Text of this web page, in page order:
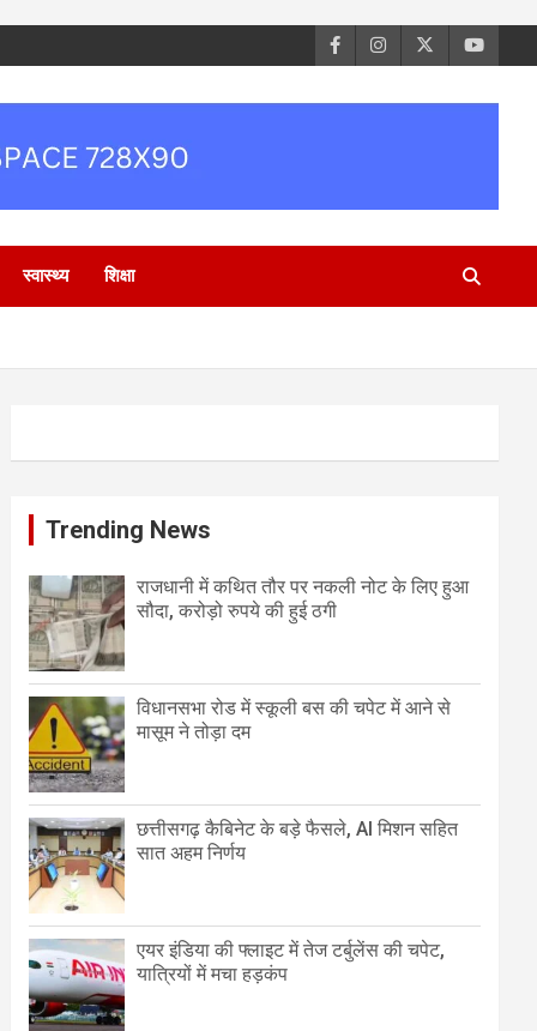
स्वास्थ्य शिक्षा
Trending News
राजधानी में कथित तौर पर नकली नोट के लिए हुआ
सौदा, करोड़ो रुपये की हुई ठगी
विधानसभा रोड में स्कूली बस की चपेट में आने से
मासूम ने तोड़ा दम
छत्तीसगढ़ कैबिनेट के बड़े फैसले, AI मिशन सहित
सात अहम निर्णय
एयर इंडिया की फ्लाइट में तेज टर्बुलेंस की चपेट,
यात्रियों में मचा हड़कंप